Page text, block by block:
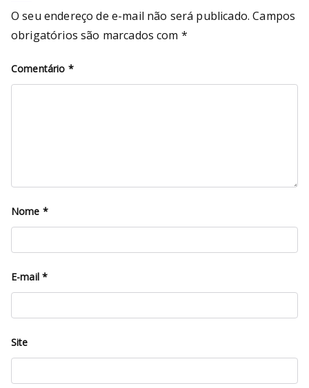
O seu endereço de e-mail não será publicado. Campos
obrigatórios são marcados com *
Comentário *
Nome *
E-mail*
Site